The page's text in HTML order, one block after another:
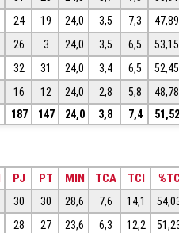
24 19 24,0 3,5 7,3
47,89
26 3 24,0 3,5 6,5
53,15
32 31 24,0 3,4 6,5
52,45
16 12 24,0 2,8 5,8
48,78
187 147 24,0 3,8 7,4 51,52
PJ PT MIN TCA TCI
30 30 28,6 7,6 14,1
28 27 23,6 6,3 12,2